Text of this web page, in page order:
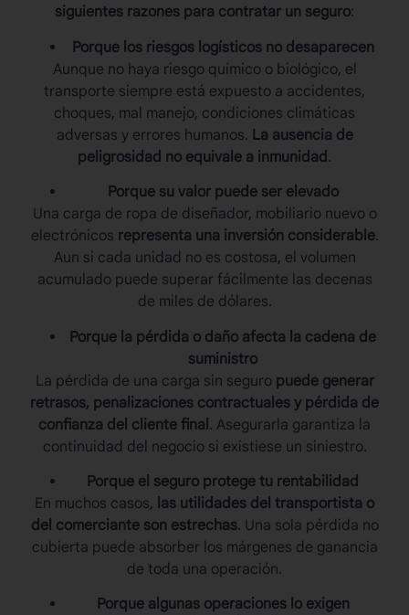
siguientes razones para contratar un seguro:
Porque los riesgos logísticos no desaparecen
Aunque no haya riesgo químico o biológico, el
transporte siempre está expuesto a accidentes,
choques, mal manejo, condiciones climáticas
adversas y errores humanos. La ausencia de
peligrosidad no equivale a inmunidad .
Porque su valor puede ser elevado
Una carga de ropa de diseñador, mobiliario nuevo o
electrónicos representa una inversión considerable.
Aun si cada unidad no es costosa, el volumen
acumulado puede superar fácilmente las decenas
de miles de dólares.
Porque la pérdida o daño afecta la cadena de
suministro
La pérdida de una carga sin seguro puede generar
retrasos, penalizaciones contractuales y pérdida de
confianza del cliente final . Asegurarla garantiza la
continuidad del negocio si existiese un siniestro.
Porque el seguro protege tu rentabilidad
En muchos casos, las utilidades del transportista o
del comerciante son estrechas. Una sola pérdida no
cubierta puede absorber los márgenes de ganancia
de toda una operación.
Porque algunas operaciones lo exigen